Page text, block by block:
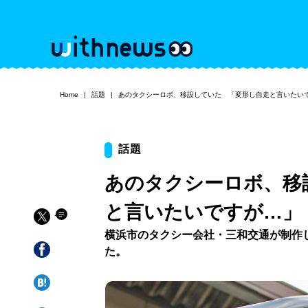
Home 話題 あのタクシーロボ、移設していた 「変形し自走と言いたい
話題
あのタクシーロボ、
と言いたいですが…」
横浜市のタクシー会社・三和交通が制
た。